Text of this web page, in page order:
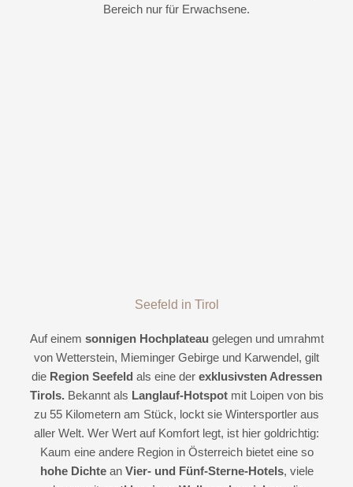
Bereich nur für Erwachsene.
Seefeld in Tirol
Auf einem sonnigen Hochplateau gelegen und umrahmt
von Wetterstein, Mieminger Gebirge und Karwendel, gilt
die Region Seefeld als eine der exklusivsten Adressen
Tirols. Bekannt als Langlauf-Hotspotmit Loipen von bis
zu 55 Kilometern am Stück, lockt sie Wintersportler aus
aller Welt. Wer Wert auf Komfort legt, ist hier goldrichtig:
Kaum eine andere Region in Österreich bietet eine so
hohe Dichtean Vier- und Fünf-Sterne-Hotels, viele